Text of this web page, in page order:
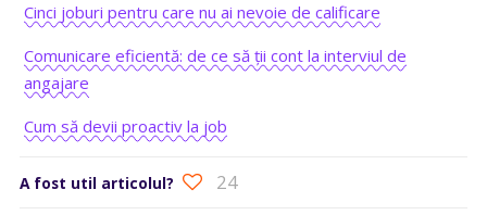
Cinci joburi pentru care nu ai nevoie de calificare
Comunicare eficientă: de ce să ții cont la interviul de
angajare
Cum să devii proactiv la job
A fost util articolul? 24